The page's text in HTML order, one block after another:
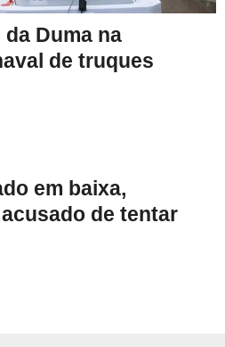
Duma na
de truques
em baixa,
de tentar